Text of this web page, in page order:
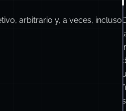
arbitrario y, a veces, incluso